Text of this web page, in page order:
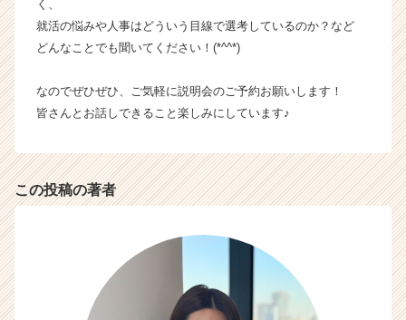
a
r
r）
く、
就活の悩みや人事はどういう目線で選考しているのか？など
どんなことでも聞いてください！(*^^*)
なのでぜひぜひ、ご気軽に説明会のご予約お願いします！
皆さんとお話しできること楽しみにしています♪
この投稿の著者